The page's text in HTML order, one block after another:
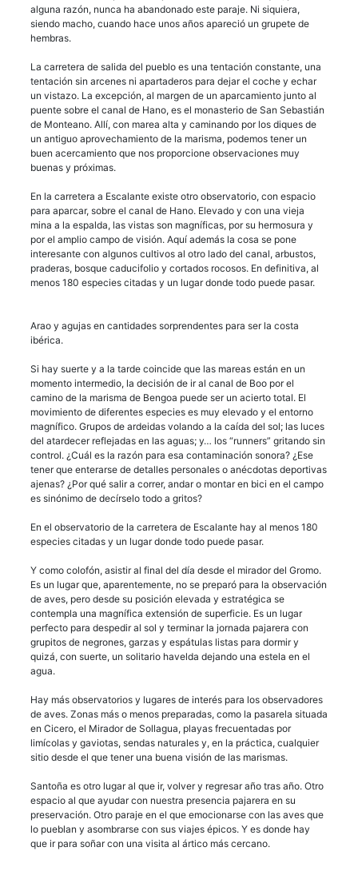
alguna razón, nunca ha abandonado este paraje. Ni siquiera,
siendo macho, cuando hace unos años apareció un grupete de
hembras.
La carretera de salida del pueblo es una tentación constante, una
tentación sin arcenes ni apartaderos para dejar el coche y echar
un vistazo. La excepción, al margen de un aparcamiento junto al
puente sobre el canal de Hano, es el monasterio de San Sebastián
de Monteano. Allí, con marea alta y caminando por los diques de
un antiguo aprovechamiento de la marisma, podemos tener un
buen acercamiento que nos proporcione observaciones muy
buenas y próximas.
En la carretera a Escalante existe otro observatorio, con espacio
para aparcar, sobre el canal de Hano. Elevado y con una vieja
mina a la espalda, las vistas son magníficas, por su hermosura y
por el amplio campo de visión. Aquí además la cosa se pone
interesante con algunos cultivos al otro lado del canal, arbustos,
praderas, bosque caducifolio y cortados rocosos. En definitiva, al
menos 180 especies citadas y un lugar donde todo puede pasar.
Arao y agujas en cantidades sorprendentes para ser la costa
ibérica.
Si hay suerte y a la tarde coincide que las mareas están en un
momento intermedio, la decisión de ir al canal de Boo por el
camino de la marisma de Bengoa puede ser un acierto total. El
movimiento de diferentes especies es muy elevado y el entorno
magnífico. Grupos de ardeidas volando a la caída del sol; las luces
del atardecer reflejadas en las aguas; y… los “runners” gritando sin
control. ¿Cuál es la razón para esa contaminación sonora? ¿Ese
tener que enterarse de detalles personales o anécdotas deportivas
ajenas? ¿Por qué salir a correr, andar o montar en bici en el campo
es sinónimo de decírselo todo a gritos?
En el observatorio de la carretera de Escalante hay al menos 180
especies citadas y un lugar donde todo puede pasar.
Y como colofón, asistir al final del día desde el mirador del Gromo.
Es un lugar que, aparentemente, no se preparó para la observación
de aves, pero desde su posición elevada y estratégica se
contempla una magnífica extensión de superficie. Es un lugar
perfecto para despedir al sol y terminar la jornada pajarera con
grupitos de negrones, garzas y espátulas listas para dormir y
quizá, con suerte, un solitario havelda dejando una estela en el
agua.
Hay más observatorios y lugares de interés para los observadores
de aves. Zonas más o menos preparadas, como la pasarela situada
en Cicero, el Mirador de Sollagua, playas frecuentadas por
limícolas y gaviotas, sendas naturales y, en la práctica, cualquier
sitio desde el que tener una buena visión de las marismas.
Santoña es otro lugar al que ir, volver y regresar año tras año. Otro
espacio al que ayudar con nuestra presencia pajarera en su
preservación. Otro paraje en el que emocionarse con las aves que
lo pueblan y asombrarse con sus viajes épicos. Y es donde hay
que ir para soñar con una visita al ártico más cercano.